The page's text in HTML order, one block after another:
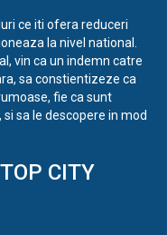
ce iti ofera reduceri
la nivel national.
vin ca un indemn catre
sa constientizeze ca
fie ca sunt
sa le descopere in mod
TOP CITY